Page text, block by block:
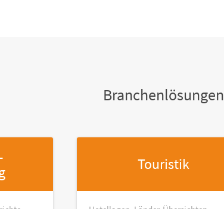
Branchenlösungen
Touristik